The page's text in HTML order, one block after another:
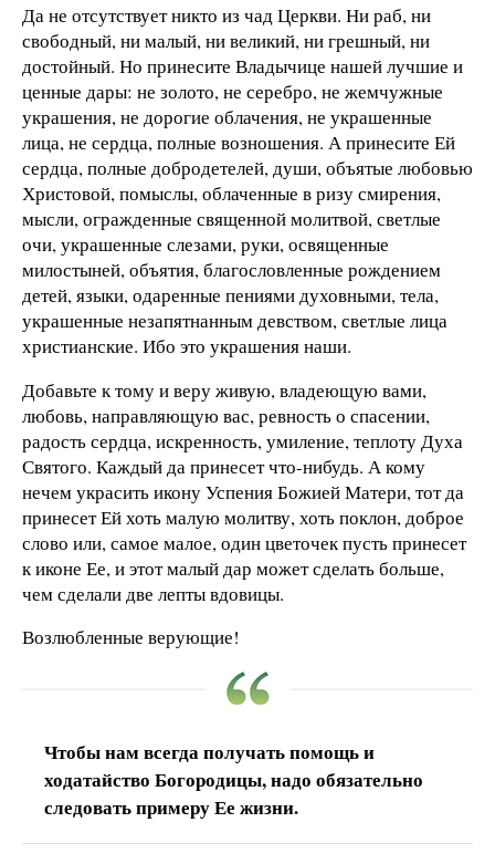
Да не отсутствует никто из чад Церкви. Ни раб, ни
свободный, ни малый, ни великий, ни грешный, ни
достойный. Но принесите Владычице нашей лучшие и
ценные дары: не золото, не серебро, не жемчужные
украшения, не дорогие облачения, не украшенные
лица, не сердца, полные возношения. А принесите Ей
сердца, полные добродетелей, души, объятые любовью
Христовой, помыслы, облаченные в ризу смирения,
мысли, огражденные священной молитвой, светлые
очи, украшенные слезами, руки, освященные
милостыней, объятия, благословленные рождением
детей, языки, одаренные пениями духовными, тела,
украшенные незапятнанным девством, светлые лица
христианские. Ибо это украшения наши.
Добавьте к тому и веру живую, владеющую вами,
любовь, направляющую вас, ревность о спасении,
радость сердца, искренность, умиление, теплоту Духа
Святого. Каждый да принесет что-нибудь. А кому
нечем украсить икону Успения Божией Матери, тот да
принесет Ей хоть малую молитву, хоть поклон, доброе
слово или, самое малое, один цветочек пусть принесет
к иконе Ее, и этот малый дар может сделать больше,
чем сделали две лепты вдовицы.
Возлюбленные верующие!
Чтобы нам всегда получать помощь и
ходатайство Богородицы, надо обязательно
следовать примеру Ее жизни.